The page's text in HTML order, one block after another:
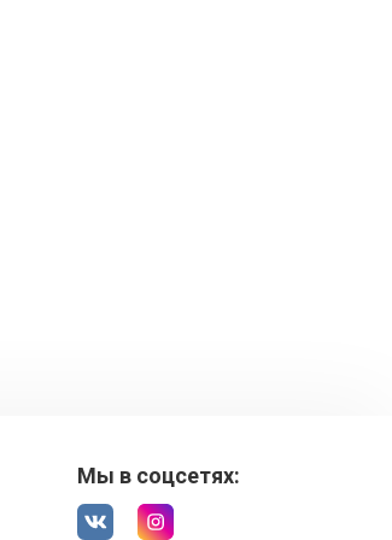
Мы в соцсетях: